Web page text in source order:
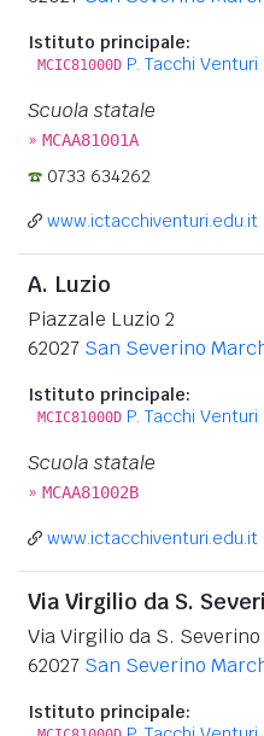
Istituto principale:
MCIC81000D P. Tacchi Venturi
Scuola statale
» MCAA81001A
0733 634262
www.ictacchiventuri.edu.it
A. Luzio
Piazzale Luzio 2
62027 San Severino
Istituto principale:
MCIC81000D P. Tacchi Venturi
Scuola statale
» MCAA81002B
www.ictacchiventuri.edu.it
Via Virgilio da S.
Via Virgilio da S. Severino
62027 San Severino
Istituto principale: